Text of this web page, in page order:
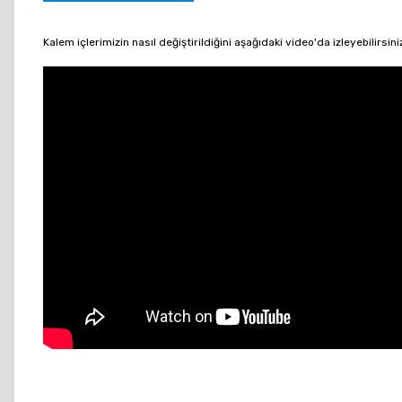
Kalem içlerimizin nasıl değiştirildiğini aşağıdaki video'da